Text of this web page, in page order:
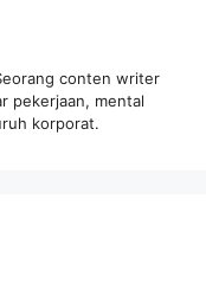
conten writer
pekerjaan, mental
korporat.